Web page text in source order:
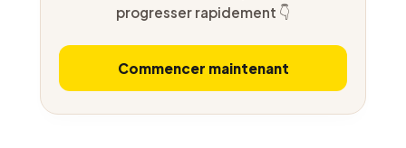
progresser rapidement 👇
Commencer maintenant